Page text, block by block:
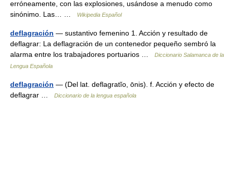
erróneamente, con las explosiones, usándose a menudo como
sinónimo. Las… …
Wikipedia Español
deflagración — sustantivo femenino 1. Acción y resultado de
deflagrar: La deflagración de un contenedor pequeño sembró la
alarma entre los trabajadores portuarios …
Diccionario Salamanca de la
Lengua Española
deflagración — (Del lat. deflagratĭo, ōnis). f. Acción y efecto de
deflagrar …
Diccionario de la lengua española